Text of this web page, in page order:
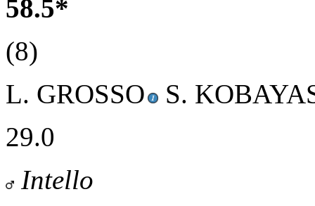
58.5*
(8)
L. GROSSO
S.
29.0
Intello